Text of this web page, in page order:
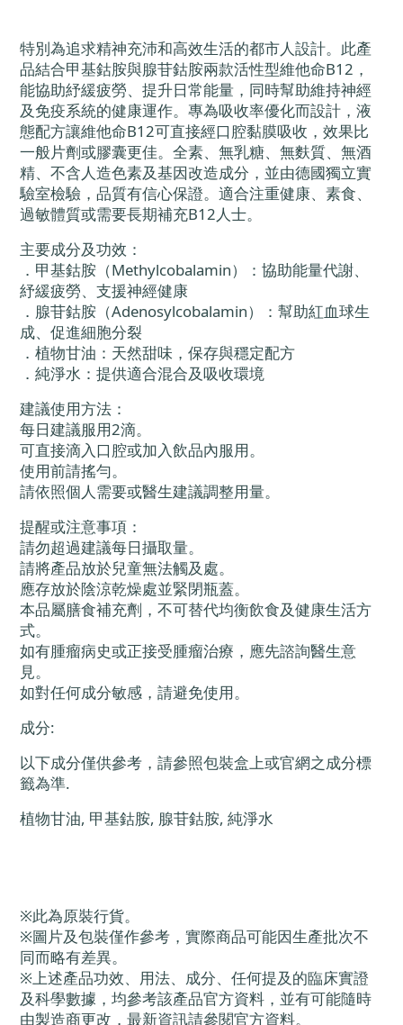
特別為追求精神充沛和高效生活的都市人設計。此產
品結合甲基鈷胺與腺苷鈷胺兩款活性型維他命B12，
能協助紓緩疲勞、提升日常能量，同時幫助維持神經
及免疫系統的健康運作。專為吸收率優化而設計，液
態配方讓維他命B12可直接經口腔黏膜吸收，效果比
一般片劑或膠囊更佳。全素、無乳糖、無麩質、無酒
精、不含人造色素及基因改造成分，並由德國獨立實
驗室檢驗，品質有信心保證。適合注重健康、素食、
過敏體質或需要長期補充B12人士。
主要成分及功效：
．甲基鈷胺（Methylcobalamin）：協助能量代謝、
紓緩疲勞、支援神經健康
．腺苷鈷胺（Adenosylcobalamin）：幫助紅血球生
成、促進細胞分裂
．植物甘油：天然甜味，保存與穩定配方
．純淨水：提供適合混合及吸收環境
建議使用方法：
每日建議服用2滴。
可直接滴入口腔或加入飲品內服用。
使用前請搖勻。
請依照個人需要或醫生建議調整用量。
提醒或注意事項：
請勿超過建議每日攝取量。
請將產品放於兒童無法觸及處。
應存放於陰涼乾燥處並緊閉瓶蓋。
本品屬膳食補充劑，不可替代均衡飲食及健康生活方
式。
如有腫瘤病史或正接受腫瘤治療，應先諮詢醫生意
見。
如對任何成分敏感，請避免使用。
成分:
以下成分僅供參考，請參照包裝盒上或官網之成分標
籤為準.
植物甘油, 甲基鈷胺, 腺苷鈷胺, 純淨水
※此為原裝行貨。
※圖片及包裝僅作參考，實際商品可能因生產批次不
同而略有差異。
※上述產品功效、用法、成分、任何提及的臨床實證
及科學數據，均參考該產品官方資料，並有可能隨時
由製造商更改，最新資訊請參閱官方資料。